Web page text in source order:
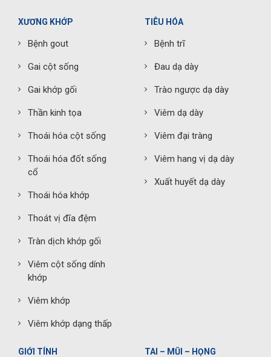
XƯƠNG KHỚP
Bệnh gout
Gai cột sống
Gai khớp gối
Thần kinh tọa
Thoái hóa cột sống
Thoái hóa đốt sống
cổ
Thoái hóa khớp
Thoát vị đĩa đệm
Tràn dịch khớp gối
Viêm cột sống dính
khớp
Viêm khớp
Viêm khớp dạng thấp
TIÊU HÓA
Bệnh trĩ
Đau dạ dày
Trào ngược dạ dày
Viêm dạ dày
Viêm đại tràng
Viêm hang vị dạ dày
Xuất huyết dạ dày
GIỚI TÍNH TAI – MŨI – HỌNG